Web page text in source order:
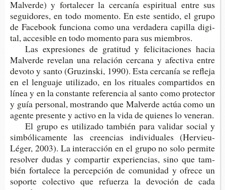
Mal­ver­de) y for­ta­le­cer la cer­ca­nía espi­ri­tual entre sus
segui­do­res, en todo momen­to. En este sen­ti­do, el grupo
de Face­book fun­cio­na como una ver­da­de­ra capi­lla digi­
tal, acce­si­ble en todo momen­to para sus miembros.
Las expre­sio­nes de gra­ti­tud y feli­ci­ta­cio­nes hacia
Mal­ver­de reve­lan una rela­ción cer­ca­na y afec­ti­va entre
devo­to y santo (Gru­zins­ki, 1990). Esta cer­ca­nía se refle­ja
en el len­gua­je uti­li­za­do, en los ritua­les com­par­ti­dos en
línea y en la cons­tan­te refe­ren­cia al santo como pro­tec­tor
y guía per­so­nal, mos­tran­do que Mal­ver­de actúa como un
agen­te pre­sen­te y acti­vo en la vida de quie­nes lo veneran.
El grupo es uti­li­za­do tam­bién para vali­dar social y
sim­bó­li­ca­men­te las creen­cias indi­vi­dua­les (Hervieu-​
Léger, 2003). La inter­ac­ción en el grupo no solo per­mi­te
resol­ver dudas y com­par­tir expe­rien­cias, sino que tam­
bién for­ta­le­ce la per­cep­ción de comu­ni­dad y ofre­ce un
sopor­te colec­ti­vo que refuer­za la devo­ción de cada